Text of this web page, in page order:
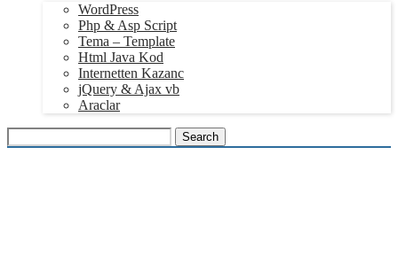
WordPress
Php & Asp Script
Tema – Template
Html Java Kod
Internetten Kazanc
jQuery & Ajax vb
Araclar